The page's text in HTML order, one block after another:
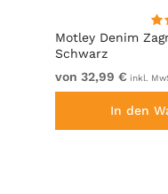
Motley Denim
Schwarz
von 32,99 € inkl.
In den